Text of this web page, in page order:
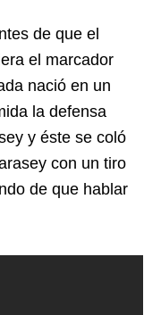
de que el
el marcador
nació en un
la defensa
y éste se coló
con un tiro
de que hablar